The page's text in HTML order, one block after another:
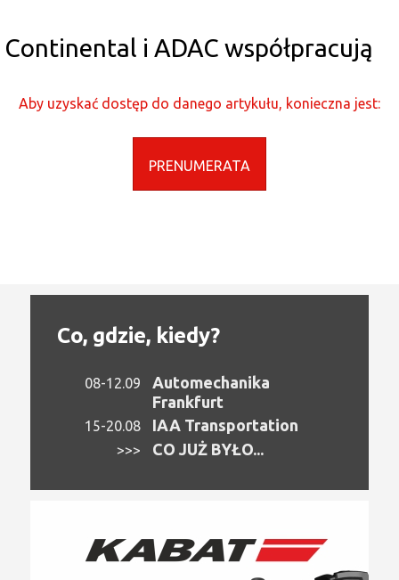
Continental i ADAC współpracują
Aby uzyskać dostęp do danego artykułu, konieczna jest:
PRENUMERATA
Co, gdzie, kiedy?
08-12.09
Automechanika
Frankfurt
15-20.08 IAA Transportation
>>> CO JUŻ BYŁO...